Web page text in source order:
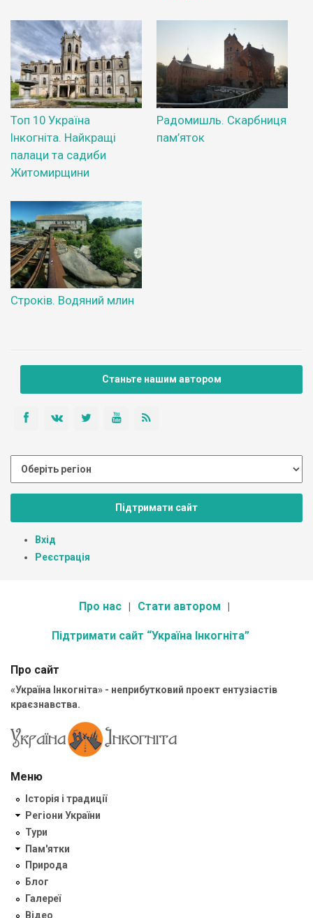
Топ 10 Україна
Інкогніта. Найкращі
палаци та садиби
Житомирщини
Радомишль. Скарбниця
пам’яток
Строків. Водяний млин
Станьте нашим автором
Підтримати сайт
Вхід
Реєстрація
Про нас Стати автором
Підтримати сайт “Україна Інкогніта”
Про сайт
«Україна Інкогніта» - неприбутковий проект ентузіастів
краєзнавства.
Меню
Історія і традиції
Регіони України
Тури
Пам'ятки
Природа
Блог
Галереї
Відео